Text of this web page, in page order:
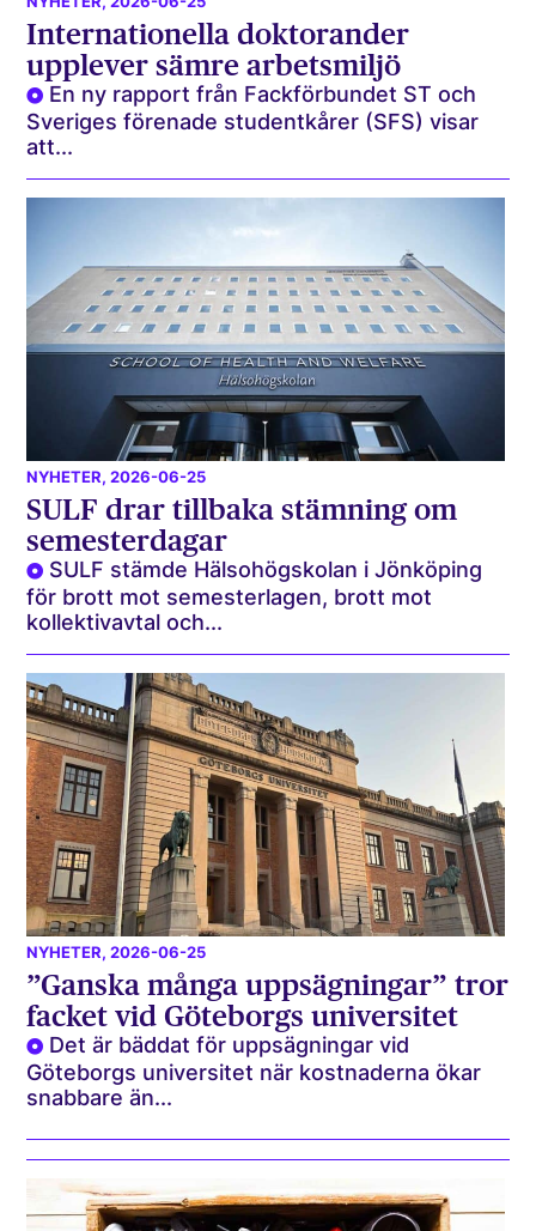
Internationella doktorander
upplever sämre arbetsmiljö
En ny rapport från Fackförbundet ST och
Sveriges förenade studentkårer (SFS) visar
att...
NYHETER, 2026-06-25
SULF drar tillbaka stämning om
semesterdagar
SULF stämde Hälsohögskolan i Jönköping
för brott mot semesterlagen, brott mot
kollektivavtal och...
NYHETER, 2026-06-25
”Ganska många uppsägningar” tror
facket vid Göteborgs universitet
Det är bäddat för uppsägningar vid
Göteborgs universitet när kostnaderna ökar
snabbare än...